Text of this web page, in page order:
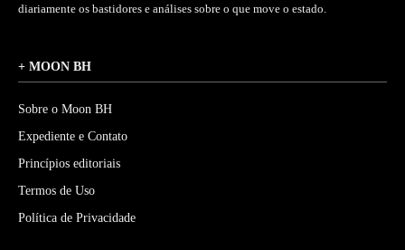
diariamente os bastidores e análises sobre o que move o estado.
+ MOON BH
Sobre o Moon BH
Expediente e Contato
Princípios editoriais
Termos de Uso
Política de Privacidade